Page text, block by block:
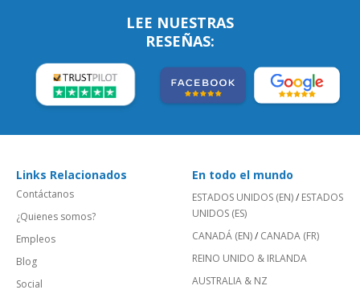
LEE NUESTRAS
RESEÑAS:
Links Relacionados
Contáctanos
¿Quienes somos?
Empleos
Blog
Social
En todo el mundo
ESTADOS UNIDOS (EN)/ ESTADOS
UNIDOS (ES)
CANADÁ (EN)/ CANADA (FR)
REINO UNIDO & IRLANDA
AUSTRALIA & NZ